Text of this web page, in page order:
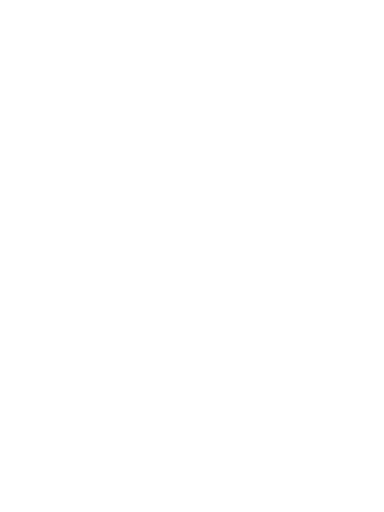
to browse this website, you accept that
our